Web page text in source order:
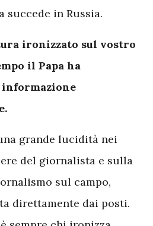
succede in Russia.
ironizzato sul vostro
il Papa ha
grande lucidità nei
del giornalista e sulla
sul campo,
direttamente dai posti.